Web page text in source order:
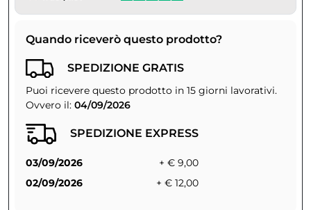
Quando riceverò questo prodotto?
SPEDIZIONE GRATIS
Puoi ricevere questo prodotto in 15 giorni lavorativi.
Ovvero il: 04/09/2026
SPEDIZIONE EXPRESS
03/09/2026
+ € 9,00
02/09/2026
+ € 12,00